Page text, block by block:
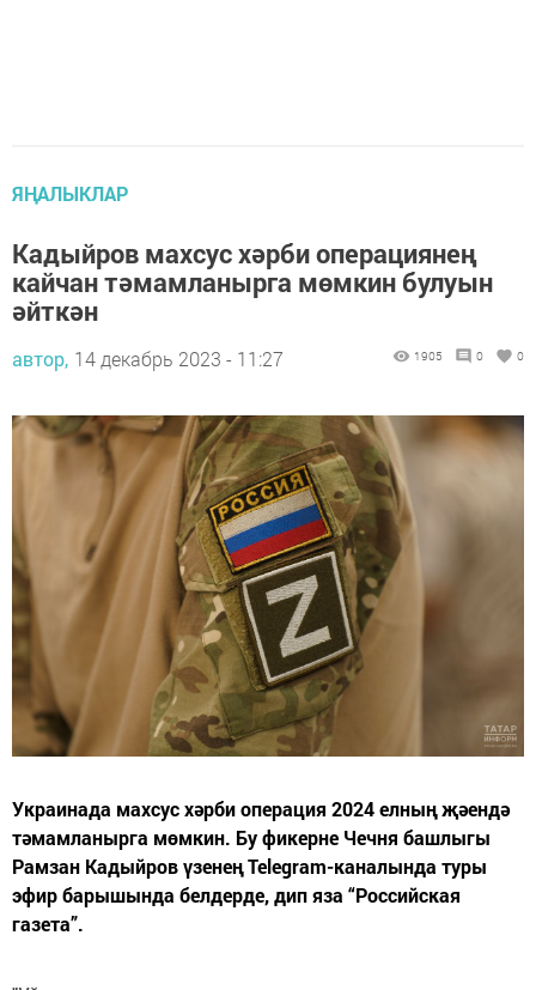
ЯҢАЛЫКЛАР
Кадыйров махсус хәрби операциянең
кайчан тәмамланырга мөмкин булуын
әйткән
автор, 14 декабрь 2023 - 11:27 1905 0 0
Украинада махсус хәрби операция 2024 елның җәендә
тәмамланырга мөмкин. Бу фикерне Чечня башлыгы
Рамзан Кадыйров үзенең Telegram-каналында туры
эфир барышында белдерде, дип яза “Российская
газета”.